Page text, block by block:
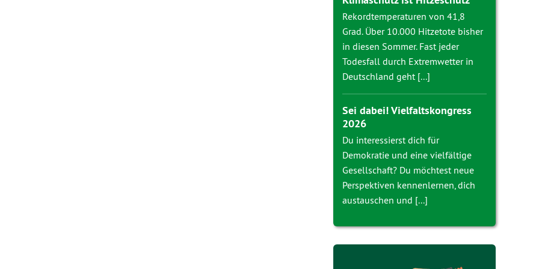
Rekordtemperaturen von 41,8
Grad. Über 10.000 Hitzetote bisher
in diesen Sommer. Fast jeder
Todesfall durch Extremwetter in
Deutschland geht [...]
Sei dabei! Vielfaltskongress
2026
Du interessierst dich für
Demokratie und eine vielfältige
Gesellschaft? Du möchtest neue
Perspektiven kennenlernen, dich
austauschen und [...]